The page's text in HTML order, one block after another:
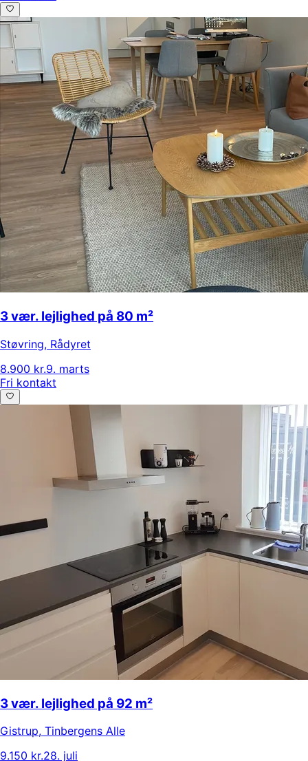
3 vær. lejlighed på 80 m²
Støvring, Rådyret
8.900 kr.9. marts
Fri kontakt
3 vær. lejlighed på 92 m²
Gistrup, Tinbergens Alle
9.150 kr.28. juli